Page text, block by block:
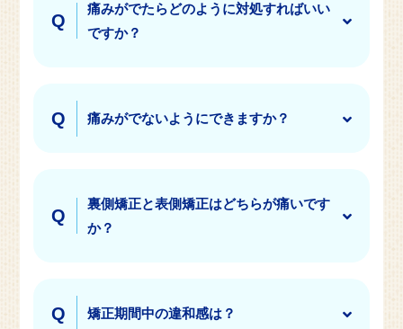
痛みがでたらどのように対処すればいい
ですか？
痛みがでないようにできますか？
裏側矯正と表側矯正はどちらが痛いです
か？
矯正期間中の違和感は？